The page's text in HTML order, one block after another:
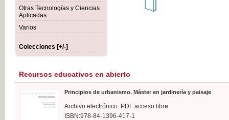
Otras Tecnologías y Ciencias
Aplicadas
Varios
Colecciones [+/-]
Recursos educativos en abierto
Principios de urbanismo. Máster en jardinería y paisaje
Archivo electrónico. PDF acceso libre
ISBN:978-84-1396-417-1